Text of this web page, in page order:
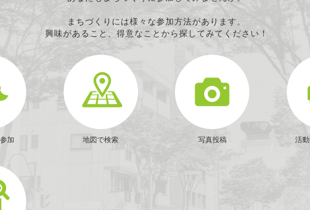
まちづくりには様々な参加方法があります。
興味があること、得意なことから探してみてください！
加 地図で検索 写真投稿
活動